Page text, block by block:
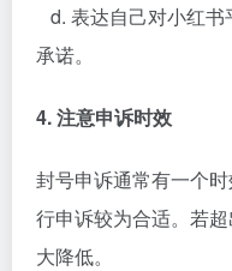
d. 表达自己对小红
承诺。
4. 注意申诉时效
封号申诉通常有一个
行申诉较为合适。若
大降低。